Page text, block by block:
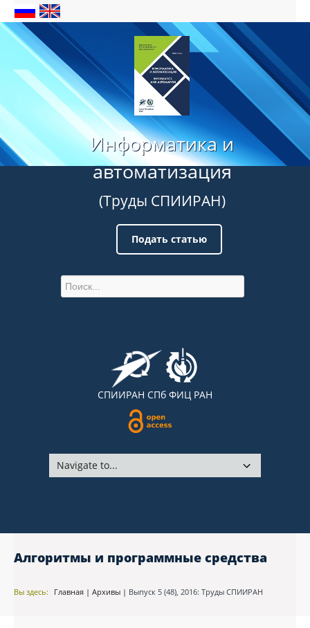
Информатика и
автоматизация
(Труды СПИИРАН)
Подать статью
СПИИРАН СПб ФИЦ РАН
Алгоритмы и программные средства
Вы здесь: Главная | Архивы | Выпуск 5 (48), 2016: Труды СПИИРАН